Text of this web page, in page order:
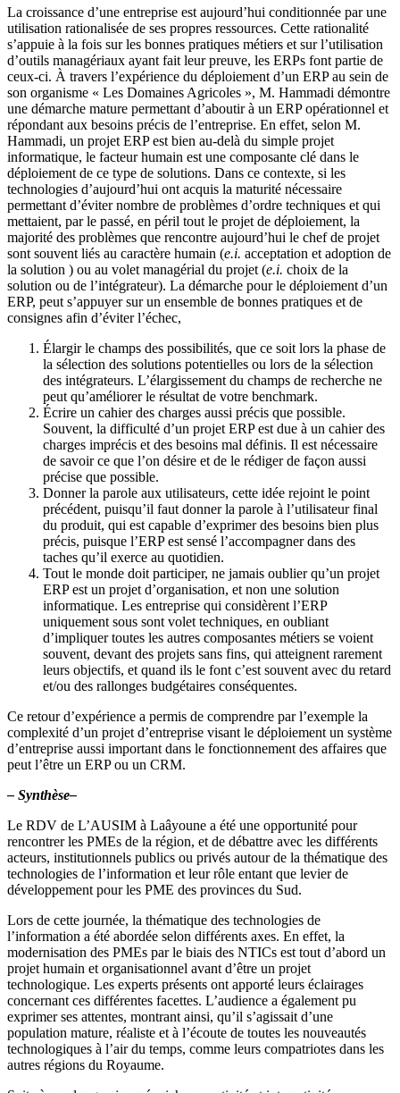
mettaient, par le passé, en péril tout le projet de déploiement, la
majorité des problèmes que rencontre aujourd’hui le chef de projet
sont souvent liés au caractère humain (e.i.acceptation et adoption de
la solution ) ou au volet managérial du projet (e.i.choix de la
solution ou de l’intégrateur). La démarche pour le déploiement d’un
ERP, peut s’appuyer sur un ensemble de bonnes pratiques et de
consignes afin d’éviter l’échec,
Élargir le champs des possibilités, que ce soit lors la phase de
la sélection des solutions potentielles ou lors de la sélection
des intégrateurs. L’élargissement du champs de recherche ne
peut qu’améliorer le résultat de votre benchmark.
Écrire un cahier des charges aussi précis que possible.
Souvent, la difficulté d’un projet ERP est due à un cahier des
charges imprécis et des besoins mal définis. Il est nécessaire
de savoir ce que l’on désire et de le rédiger de façon aussi
précise que possible.
Donner la parole aux utilisateurs, cette idée rejoint le point
précédent, puisqu’il faut donner la parole à l’utilisateur final
du produit, qui est capable d’exprimer des besoins bien plus
précis, puisque l’ERP est sensé l’accompagner dans des
taches qu’il exerce au quotidien.
Tout le monde doit participer, ne jamais oublier qu’un projet
ERP est un projet d’organisation, et non une solution
informatique. Les entreprise qui considèrent l’ERP
uniquement sous sont volet techniques, en oubliant
d’impliquer toutes les autres composantes métiers se voient
souvent, devant des projets sans fins, qui atteignent rarement
leurs objectifs, et quand ils le font c’est souvent avec du retard
et/ou des rallonges budgétaires conséquentes.
Ce retour d’expérience a permis de comprendre par l’exemple la
complexité d’un projet d’entreprise visant le déploiement un système
d’entreprise aussi important dans le fonctionnement des affaires que
peut l’être un ERP ou un CRM.
– Synthèse–
Le RDV de L’AUSIM à Laâyoune a été une opportunité pour
rencontrer les PMEs de la région, et de débattre avec les différents
acteurs, institutionnels publics ou privés autour de la thématique des
technologies de l’information et leur rôle entant que levier de
développement pour les PME des provinces du Sud.
l’information a été abordée selon différents axes. En effet, la
modernisation des PMEs par le biais des NTICs est tout d’abord un
projet humain et organisationnel avant d’être un projet
technologique. Les experts présents ont apporté leurs éclairages
concernant ces différentes facettes. L’audience a également pu
exprimer ses attentes, montrant ainsi, qu’il s’agissait d’une
population mature, réaliste et à l’écoute de toutes les nouveautés
technologiques à l’air du temps, comme leurs compatriotes dans les
autres régions du Royaume.
Suite à une longue journée riche en activité et interactivité,
l’engagement de toutes et tous a montré une volonté d’agir sur le
terrain pour accélérer la mutation numérique de la région.
De leur coté, tous les différents intervenants, sans exception aucune,
ont démontré de leur volonté à mettre en place sur le terrain des
initiatives répondant aux différents types d’attentes locales. En effet,
institutions publiques, organise privés et représentant du monde
associatif ont témoigné de leur volonté d’accompagner les PMEs
de la région dans leur démarche de modernisation, qu’il s’agisse
d’accompagnement par la formation (ou la certification) ou
d’accompagnement du changement, pour la création de projets
entrepreneuriaux..